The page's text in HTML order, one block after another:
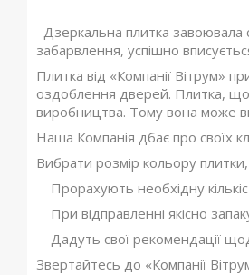
Дзеркальна плитка завоювала
забарвлення, успішно
Плитка від «Компанії Вітрум»
оздоблення дверей. Плитка, що
виробництва. Тому вона може
Наша Компанія дбає про своїх
Вибрати розмір кольору
Прорахують необхідну
При відправленні якісно
Дадуть свої рекомендації
Звертайтесь до «Компанії